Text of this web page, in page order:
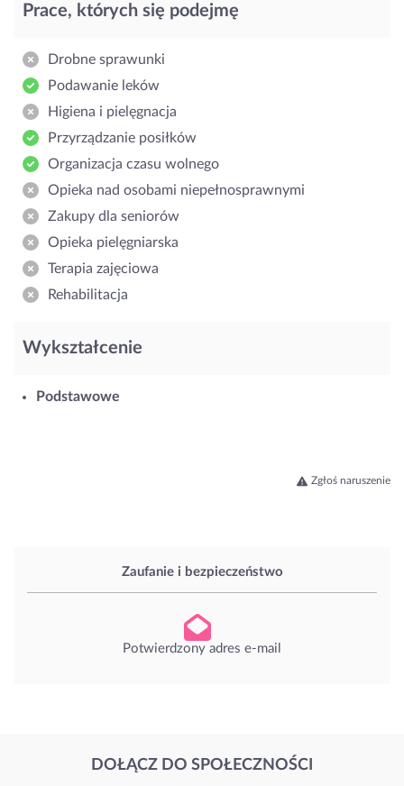
Zaufanie i bezpieczeństwo
Potwierdzony adres e-mail
Prace, których się podejmę
Drobne sprawunki
Podawanie leków
Higiena i pielęgnacja
Przyrządzanie posiłków
Organizacja czasu wolnego
Opieka nad osobami niepełnosprawnymi
Zakupy dla seniorów
Opieka pielęgniarska
Terapia zajęciowa
Rehabilitacja
Wykształcenie
Podstawowe
Zgłoś naruszenie
DOŁĄCZ DO SPOŁECZNOŚCI